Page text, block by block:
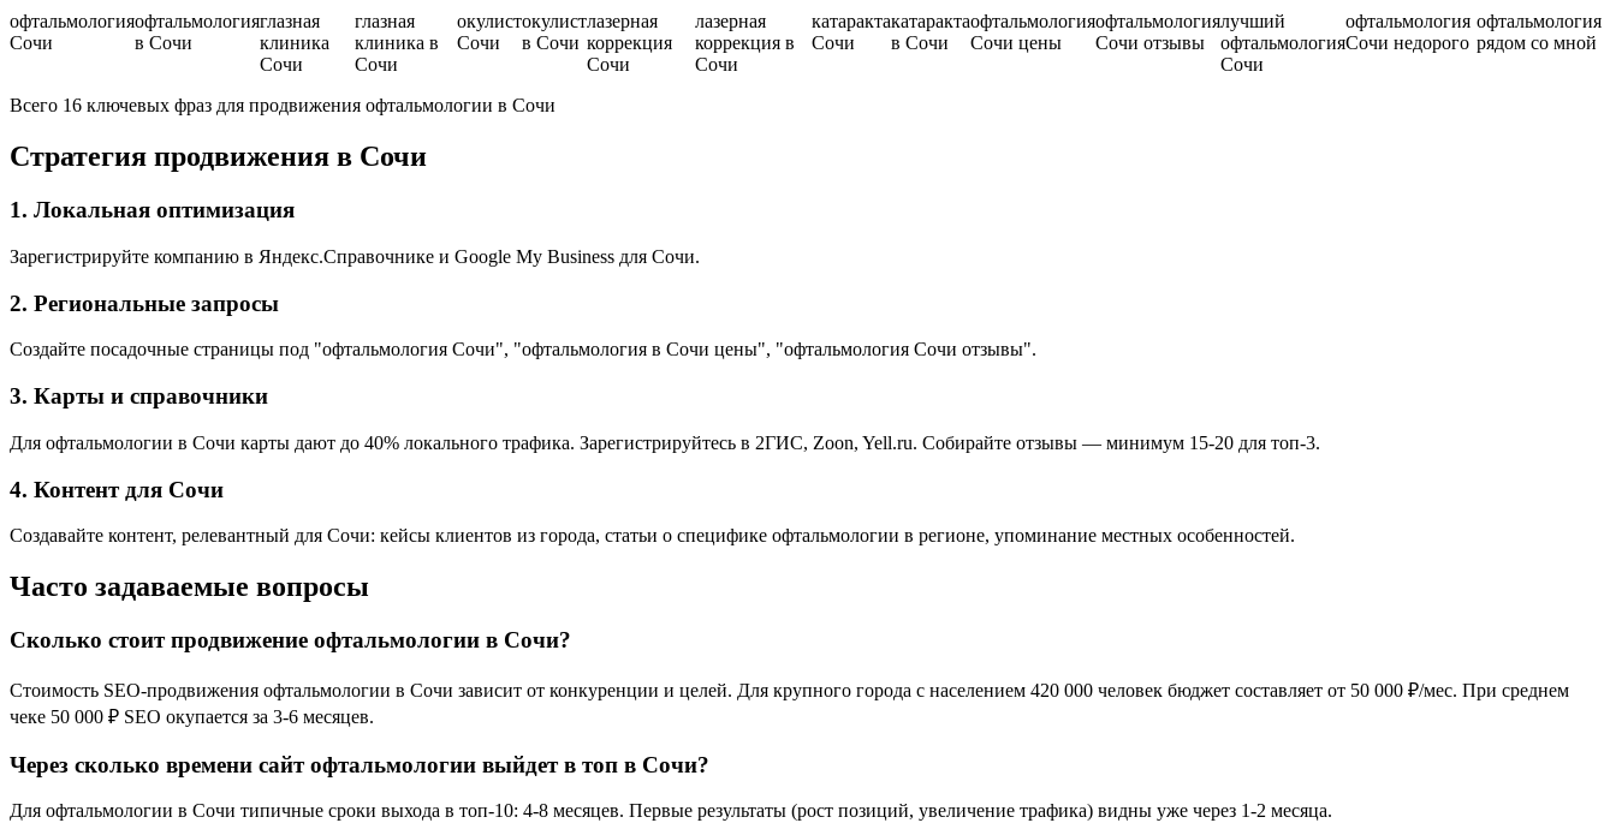
офтальмология
Сочи
офтальмология
в Сочи
глазная
клиника
Сочи
глазная
клиника в
Сочи
окулист
Сочи
окулист
в Сочи
лазерная
коррекция
Сочи
лазерная
коррекция в
Сочи
катаракта
Сочи
катаракта
в Сочи
офтальмология
Сочи цены
офтальмология
Сочи отзывы
лучший
офтальмология
Сочи
офтальмология
Сочи недорого
офтальмология
рядом со мной
Всего 16 ключевых фраз для продвижения офтальмологии в Сочи
Стратегия продвижения в Сочи
1. Локальная оптимизация
Зарегистрируйте компанию в Яндекс.Справочнике и Google My Business для Сочи.
2. Региональные запросы
Создайте посадочные страницы под "офтальмология Сочи", "офтальмология в Сочи цены", "офтальмология Сочи отзывы".
3. Карты и справочники
Для офтальмологии в Сочи карты дают до 40% локального трафика. Зарегистрируйтесь в 2ГИС, Zoon, Yell.ru. Собирайте отзывы — минимум 15-20 для топ-3.
4. Контент для Сочи
Создавайте контент, релевантный для Сочи: кейсы клиентов из города, статьи о специфике офтальмологии в регионе, упоминание местных особенностей.
Часто задаваемые вопросы
Сколько стоит продвижение офтальмологии в Сочи?
Стоимость SEO-продвижения офтальмологии в Сочи зависит от конкуренции и целей. Для крупного города с населением 420 000 человек бюджет составляет от 50 000 ₽/мес. При среднем
чеке 50 000 ₽ SEO окупается за 3-6 месяцев.
Через сколько времени сайт офтальмологии выйдет в топ в Сочи?
Для офтальмологии в Сочи типичные сроки выхода в топ-10: 4-8 месяцев. Первые результаты (рост позиций, увеличение трафика) видны уже через 1-2 месяца.